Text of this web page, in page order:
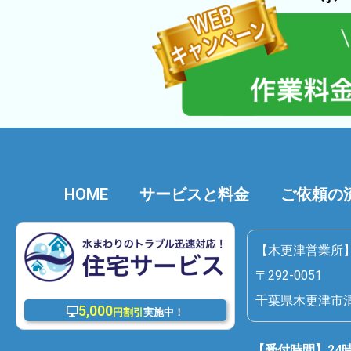
HOME サービスと料金 ご依頼の
5,000円割引 実施中！
【木更津営業所
〒292-0051
千葉県木更津市